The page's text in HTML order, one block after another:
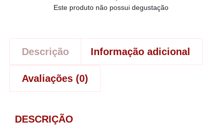
Este produto não possui degustação
Descrição Informação adicional
Avaliações (0)
DESCRIÇÃO